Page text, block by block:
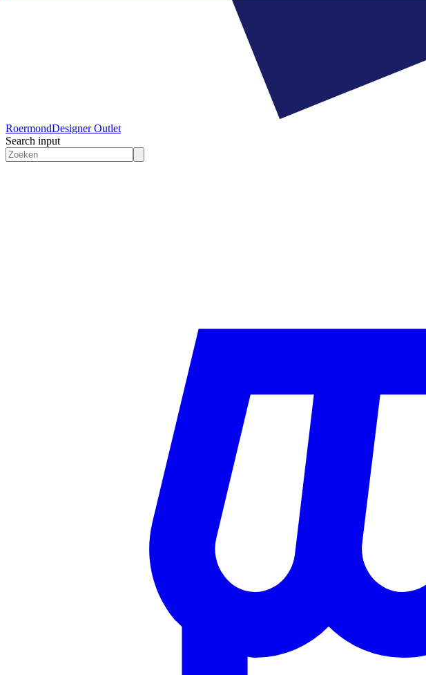
RoermondDesigner Outlet
Search input